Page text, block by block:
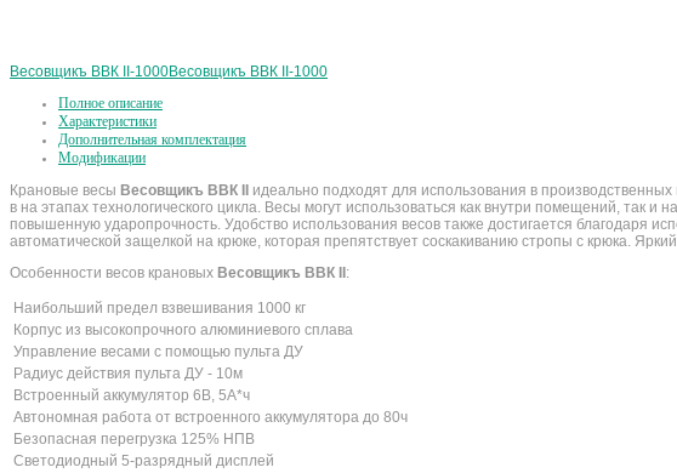
Весовщикъ ВВК II-1000Весовщикъ ВВК II-1000
Полное описание
Характеристики
Дополнительная комплектация
Модификации
Крановые весы Весовщикъ ВВК II
идеально подходят для использования в
в на этапах технологического цикла. Весы могут использоваться как внутри помещений, так
повышенную ударопрочность. Удобство использования весов также достигается благодаря
автоматической защелкой на крюке, которая препятствует соскакиванию стропы с крюка.
Особенности весов крановых Весовщикъ ВВК II :
Наибольший предел взвешивания 1000 кг
Корпус из высокопрочного алюминиевого сплава
Управление весами с помощью пульта ДУ
Радиус действия пульта ДУ - 10м
Встроенный аккумулятор 6В, 5А*ч
Автономная работа от встроенного аккумулятора до 80ч
Безопасная перегрузка 125% НПВ
Светодиодный 5-разрядный дисплей